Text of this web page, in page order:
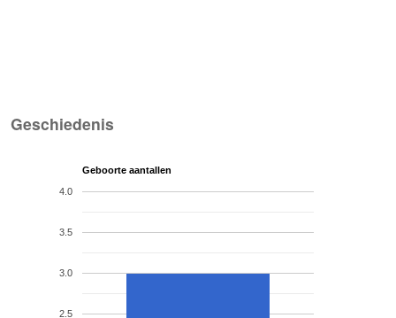
Geschiedenis
Geboorte aantallen
2.5
3.0
3.5
4.0